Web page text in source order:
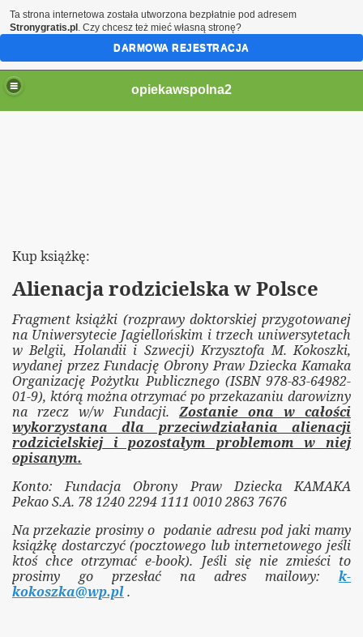
opiekawspolna2
Kup książkę:
Alienacja rodzicielska w Polsce
Fragment książki (rozprawy doktorskiej przygotowanej
na Uniwersytecie Jagiellońskim i trzech uniwersytetach
w Belgii, Holandii i Szwecji) Krzysztofa M. Kokoszki,
wydanej przez Fundację Obrony Praw Dziecka Kamaka
Organizację Pożytku Publicznego (ISBN 978-83-64982-
01-9), którą można otrzymać po przekazaniu darowizny
na rzecz w/w Fundacji. Zostanie ona w całości
wykorzystana dla przeciwdziałania alienacji
rodzicielskiej i pozostałym problemom w niej
opisanym.
Konto: Fundacja Obrony Praw Dziecka KAMAKA
Pekao S.A. 78 1240 2294 1111 0010 2863 7676
Na przekazie prosimy o podanie adresu pod jaki mamy
książkę dostarczyć (pocztowego lub internetowego jeśli
ktoś chce otrzymać e-book). Jeśli się nie zmieści to
prosimy go przesłać na adres mailowy: k-
kokoszka@wp.pl.
o naszych sprawach
OPD
o Fundacji OPD "K" OPP
Polsce
rodzicielskiej"
Ta strona internetowa została utworzona bezpłatnie pod adresem
Stronygratis.pl . Czy chcesz też mieć własną stronę?
DARMOWA REJESTRACJA